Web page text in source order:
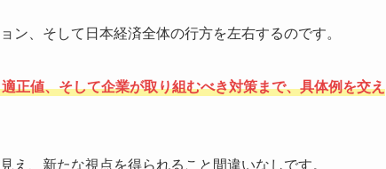
ン、そして日本経済全体の行方を左右するのです。
正値、そして企業が取り組むべき対策まで、具体例を交え
え、新たな視点を得られること間違いなしです。